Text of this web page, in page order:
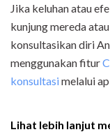
Jika keluhan atau
kunjung mereda
konsultasikan diri
menggunakan fitur
konsultasimelalui
Lihat lebih lanjut